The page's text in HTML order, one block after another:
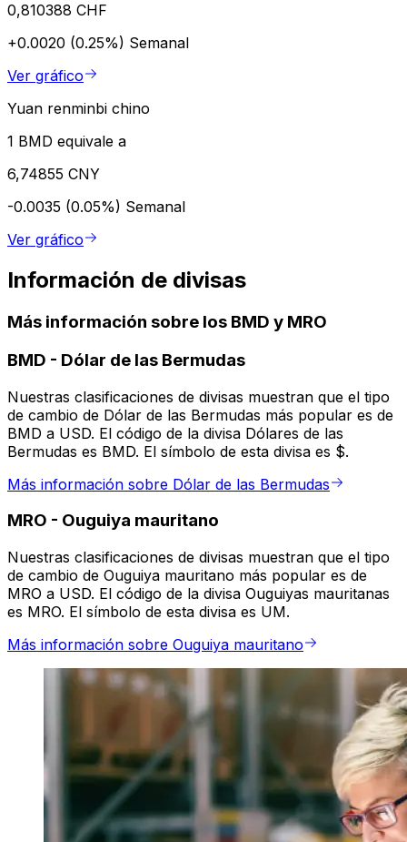
0,810388 CHF
+0.0020 (0.25%) Semanal
Ver gráfico
Yuan renminbi chino
1 BMD equivale a
6,74855 CNY
-0.0035 (0.05%) Semanal
Ver gráfico
Información de divisas
Más información sobre los BMD y MRO
BMD - Dólar de las Bermudas
Nuestras clasificaciones de divisas muestran que el tipo
de cambio de Dólar de las Bermudas más popular es de
BMD a USD. El código de la divisa Dólares de las
Bermudas es BMD. El símbolo de esta divisa es $.
Más información sobre Dólar de las Bermudas
MRO - Ouguiya mauritano
Nuestras clasificaciones de divisas muestran que el tipo
de cambio de Ouguiya mauritano más popular es de
MRO a USD. El código de la divisa Ouguiyas mauritanas
es MRO. El símbolo de esta divisa es UM.
Más información sobre Ouguiya mauritano